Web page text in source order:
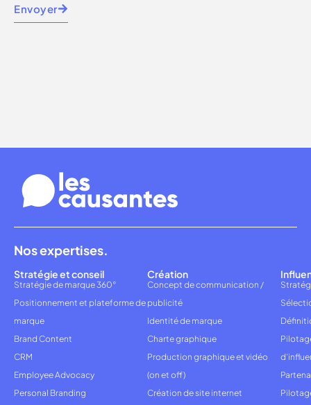
Envoyer
Nos expertises.
Stratégie et conseil
Stratégie de marque 360°
Positionnement et plateforme de
marque
Brand Content
CRM
Employee Advocacy
Personal Branding
Création
Concept de communication /
publicité
Identité de marque
Charte graphique
Production graphique et vidéo
(on et off)
Création de site internet